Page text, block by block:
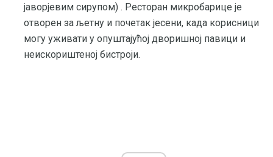
јаворјевим сирупом) . Ресторан микробарице је
отворен за љетну и почетак јесени, када корисници
могу уживати у опуштајућој дворишној павици и
неискориштеној бистроји.